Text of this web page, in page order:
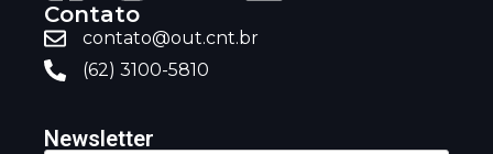
Contato
contato@out.cnt.br
(62) 3100-5810
Newsletter